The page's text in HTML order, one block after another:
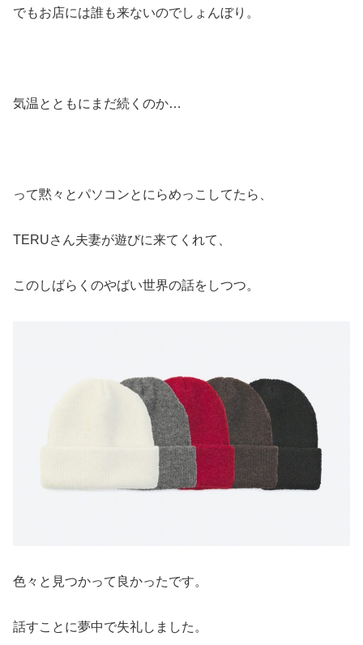
でもお店には誰も来ないのでしょんぼり。
気温とともにまだ続くのか…
って黙々とパソコンとにらめっこしてたら、
TERUさん夫妻が遊びに来てくれて、
このしばらくのやばい世界の話をしつつ。
色々と見つかって良かったです。
話すことに夢中で失礼しました。